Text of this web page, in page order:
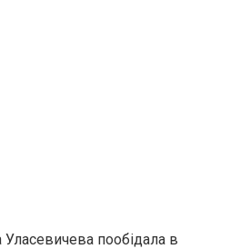
Уласевичева пообідала в